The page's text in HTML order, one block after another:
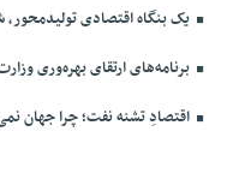
یک بنگاه اقتصادی
برنامه‌های ارتقای بهره‌وری
اقتصادِ تشنه‌ نفت؛ چرا جهان